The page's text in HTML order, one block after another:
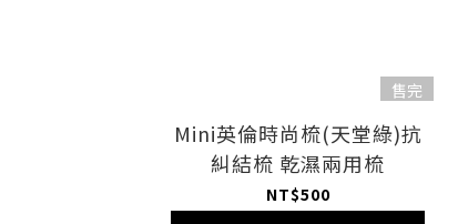
售完
Mini英倫時尚梳(天堂綠)抗
糾結梳 乾濕兩用梳
NT$500